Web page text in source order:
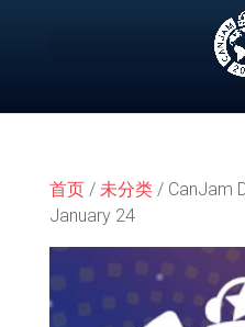
首页/ 未分类/ CanJam
January 24